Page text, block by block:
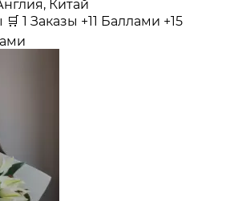
Китай
🛒 1 Заказы +11 Баллами +15